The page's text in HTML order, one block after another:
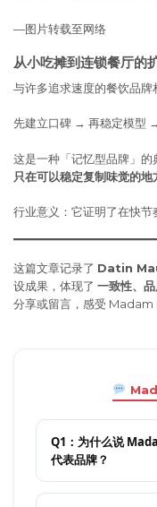
—图片转载至网络
从小吃摊到连锁餐厅的
与许多追求速度的餐饮品
先建立口碑 → 再稳定模型
这是一种「记忆型品牌」的
只在可以稳定复制味觉的地
行业意义：它证明了在快节
这篇文章记录了 Datin
设成果，体现了 一致性、
分享或留言，感受 Madam
Q1：为什么说
代表品牌？